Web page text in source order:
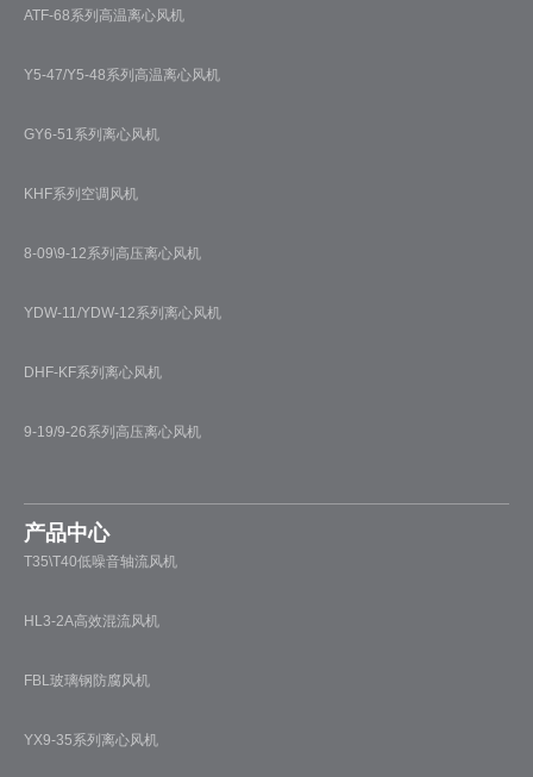
ATF-68系列高温离心风机
Y5-47/Y5-48系列高温离心风机
GY6-51系列离心风机
KHF系列空调风机
8-09\9-12系列高压离心风机
YDW-11/YDW-12系列离心风机
DHF-KF系列离心风机
9-19/9-26系列高压离心风机
产品中心
T35\T40低噪音轴流风机
HL3-2A高效混流风机
FBL玻璃钢防腐风机
YX9-35系列离心风机